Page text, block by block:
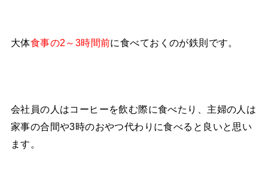
大体食事の2～3時間前に食べておくのが鉄則です。
会社員の人はコーヒーを飲む際に食べたり、主婦の人は
家事の合間や3時のおやつ代わりに食べると良いと思い
ます。